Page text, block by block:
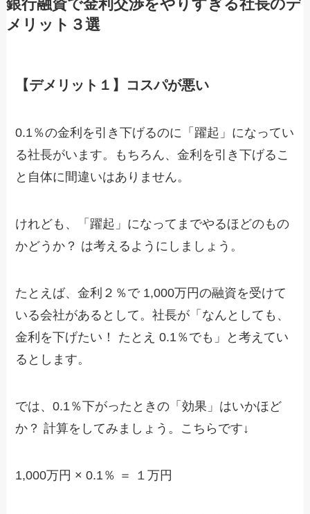
銀行融資で金利交渉をやりすぎる社長のデ
メリット３選
【デメリット１】コスパが悪い
0.1％の金利を引き下げるのに「躍起」になってい
る社長がいます。もちろん、金利を引き下げるこ
と自体に間違いはありません。
けれども、「躍起」になってまでやるほどのもの
かどうか？ は考えるようにしましょう。
たとえば、金利２％で 1,000万円の融資を受けて
いる会社があるとして。社長が「なんとしても、
金利を下げたい！ たとえ 0.1％でも」と考えてい
るとします。
では、0.1％下がったときの「効果」はいかほど
か？ 計算をしてみましょう。こちらです↓
1,000万円 × 0.1％ ＝ １万円